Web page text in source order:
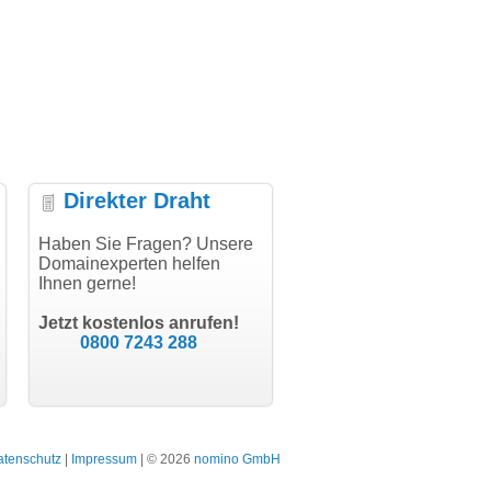
vielen
modern software GbR
Landau an der Isar
"Vielen Dank für den
AuthCode - hat alles prima
Direkter Draht
Haben Sie Fragen? Unsere
Domainexperten helfen
Ihnen gerne!
Jetzt kostenlos anrufen!
0800 7243 288
Impressum | © 2026 nomino GmbH